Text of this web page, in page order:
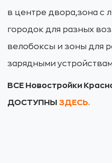
в центре двора,зона с
городок для разных
велобоксы и зоны для
зарядными
ВСЕ Новостройки
ДОСТУПНЫ ЗДЕСЬ.